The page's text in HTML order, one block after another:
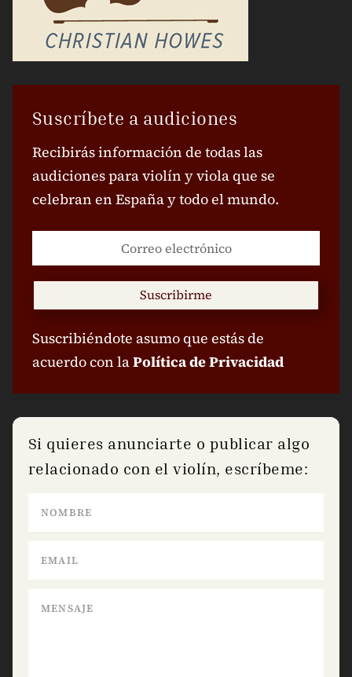
Suscríbete a audiciones
Recibirás información de todas las
audiciones para violín y viola que se
celebran en España y todo el mundo.
Suscribirme
Suscribiéndote asumo que estás de
acuerdo con laPolítica de Privacidad
Si quieres anunciarte o publicar algo
relacionado con el violín, escríbeme: